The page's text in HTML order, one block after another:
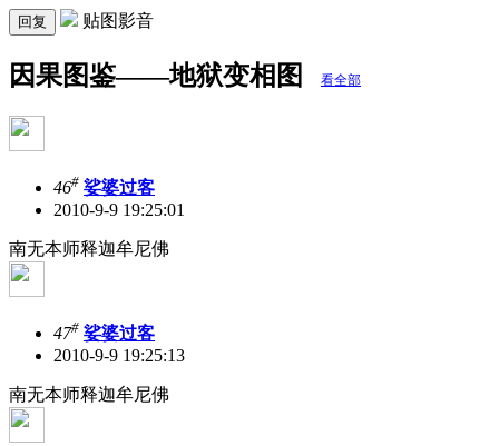
回复 贴图影音
因果图鉴——地狱变相图 看全部
46# 娑婆过客
2010-9-9 19:25:01
南无本师释迦牟尼佛
47# 娑婆过客
2010-9-9 19:25:13
南无本师释迦牟尼佛